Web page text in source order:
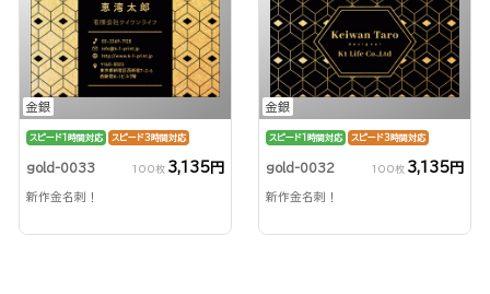
金銀
スピード1時間対応 スピード3時間対応
gold-0033 100枚 3,135円
新作金名刺！
金銀
スピード1時間対応 スピード3時間対応
gold-0032 100枚 3,135円
新作金名刺！